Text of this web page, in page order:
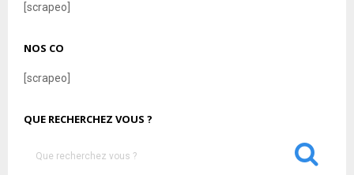
[scrapeo]
NOS CO
[scrapeo]
QUE RECHERCHEZ VOUS ?